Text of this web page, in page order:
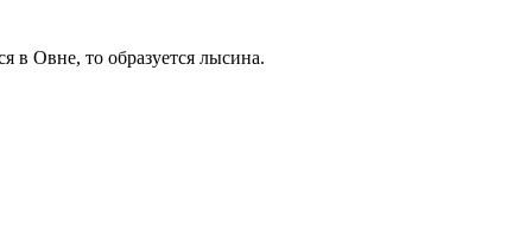
в Овне, то образуется лысина.